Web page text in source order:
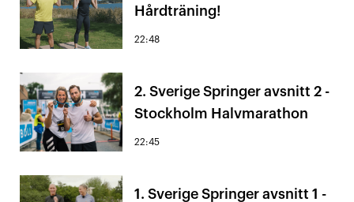
Hårdträning!
22:48
2. Sverige Springer avsnitt 2 -
Stockholm Halvmarathon
22:45
1. Sverige Springer avsnitt 1 -